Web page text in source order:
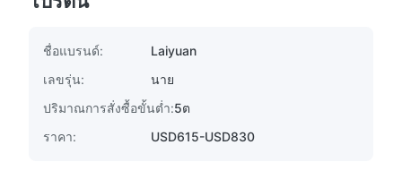
ชื่อแบรนด์:
Laiyuan
เลขรุ่น:
นาย
ปริมาณการสั่งซื้อขั้นต่ำ:5ต
ราคา:
USD615-USD830